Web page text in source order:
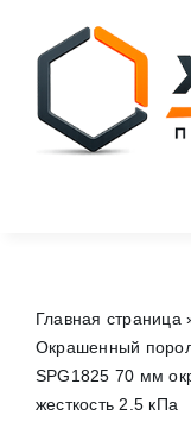
content
Главная страница
Окрашенный
SPG1825 70 мм
жесткость 2.5 кПа